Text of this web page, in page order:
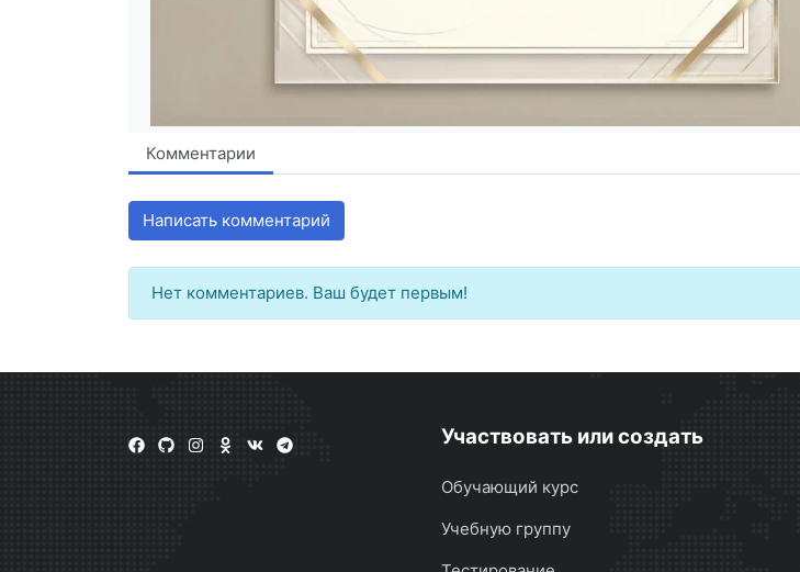
Комментарии
Написать комментарий
Нет комментариев. Ваш будет первым!
Участвовать или создать
Обучающий курс
Учебную группу